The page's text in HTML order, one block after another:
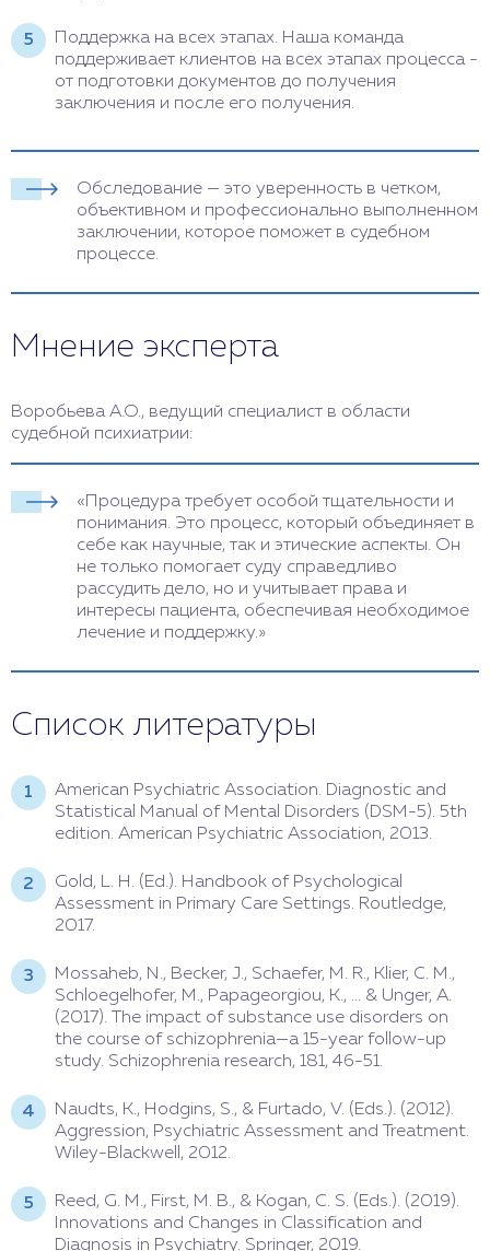
Поддержка на всех этапах. Наша команда
поддерживает клиентов на всех этапах процесса -
от подготовки документов до получения
заключения и после его получения.
Обследование — это уверенность в четком,
объективном и профессионально выполненном
заключении, которое поможет в судебном
процессе.
Мнение эксперта
Воробьева А.О., ведущий специалист в области
судебной психиатрии:
«Процедура требует особой тщательности и
понимания. Это процесс, который объединяет в
себе как научные, так и этические аспекты. Он
не только помогает суду справедливо
рассудить дело, но и учитывает права и
интересы пациента, обеспечивая необходимое
лечение и поддержку.»
Список литературы
American Psychiatric Association. Diagnostic and
Statistical Manual of Mental Disorders (DSM-5). 5th
edition. American Psychiatric Association, 2013.
Gold, L. H. (Ed.). Handbook of Psychological
Assessment in Primary Care Settings. Routledge,
2017.
Mossaheb, N., Becker, J., Schaefer, M. R., Klier, C. M.,
Schloegelhofer, M., Papageorgiou, K., ... & Unger, A.
(2017). The impact of substance use disorders on
the course of schizophrenia—a 15-year follow-up
study. Schizophrenia research, 181, 46-51.
Naudts, K., Hodgins, S., & Furtado, V. (Eds.). (2012).
Aggression, Psychiatric Assessment and Treatment.
Wiley-Blackwell, 2012.
Reed, G. M., First, M. B., & Kogan, C. S. (Eds.). (2019).
Innovations and Changes in Classification and
Diagnosis in Psychiatry. Springer, 2019.